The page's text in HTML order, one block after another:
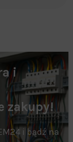
i
zakupy!
i bądź na